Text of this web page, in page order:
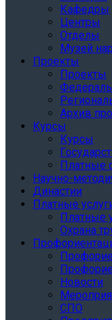
Кафедры
Центры
Отделы
Музей
Проекты
Проекты
Архив
Курсы
Курсы
Платные
Научно-
Династии
Платные
Платные
Охрана
Новости
СПО